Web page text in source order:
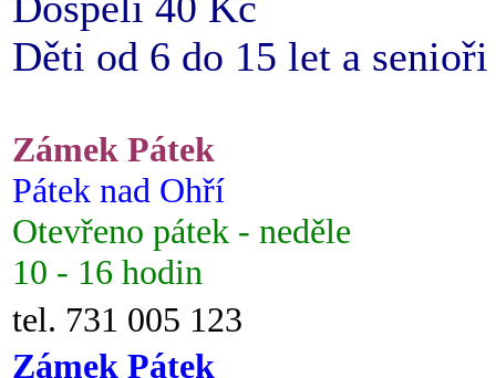
Děti od 6 do 15 let a
Zámek Pátek
Pátek nad Ohří
Otevřeno pátek - neděle
10 - 16 hodin
tel. 731 005 123
Zámek Pátek